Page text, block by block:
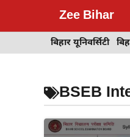
Zee Bihar
बिहार यूनिवर्सिटी
BSEB